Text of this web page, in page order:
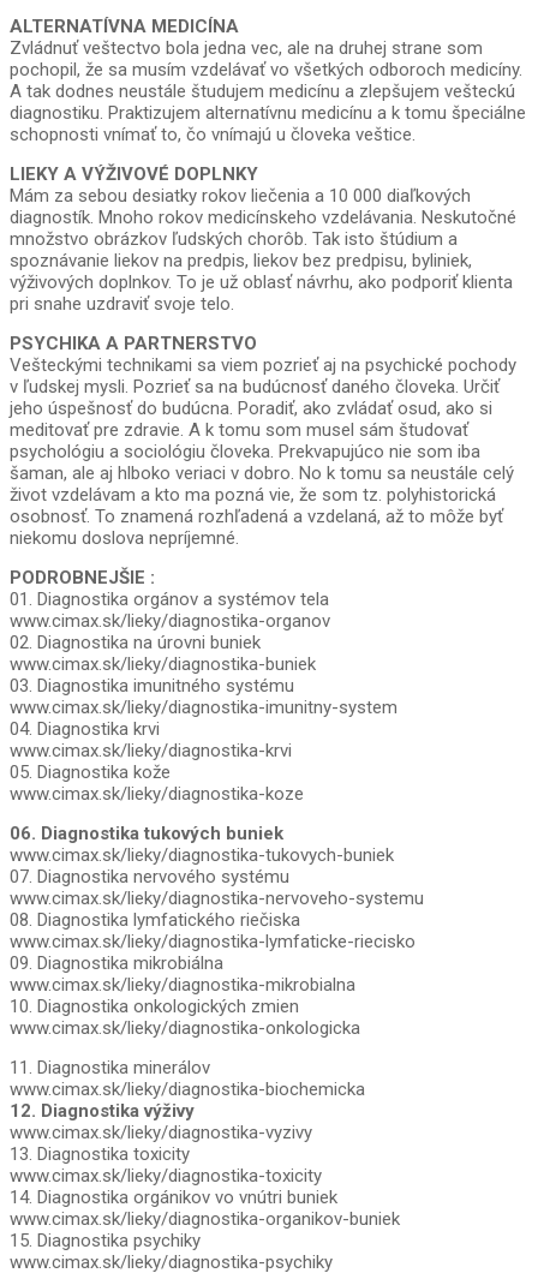
ALTERNATÍVNA MEDICÍNA
Zvládnuť veštectvo bola jedna vec, ale na druhej strane som
pochopil, že sa musím vzdelávať vo všetkých odboroch medicíny.
A tak dodnes neustále študujem medicínu a zlepšujem vešteckú
diagnostiku. Praktizujem alternatívnu medicínu a k tomu špeciálne
schopnosti vnímať to, čo vnímajú u človeka veštice.
LIEKY A VÝŽIVOVÉ DOPLNKY
Mám za sebou desiatky rokov liečenia a 10 000 diaľkových
diagnostík. Mnoho rokov medicínskeho vzdelávania. Neskutočné
množstvo obrázkov ľudských chorôb. Tak isto štúdium a
spoznávanie liekov na predpis, liekov bez predpisu, byliniek,
výživových doplnkov. To je už oblasť návrhu, ako podporiť klienta
pri snahe uzdraviť svoje telo.
PSYCHIKA A PARTNERSTVO
Vešteckými technikami sa viem pozrieť aj na psychické pochody
v ľudskej mysli. Pozrieť sa na budúcnosť daného človeka. Určiť
jeho úspešnosť do budúcna. Poradiť, ako zvládať osud, ako si
meditovať pre zdravie. A k tomu som musel sám študovať
psychológiu a sociológiu človeka. Prekvapujúco nie som iba
šaman, ale aj hlboko veriaci v dobro. No k tomu sa neustále celý
život vzdelávam a kto ma pozná vie, že som tz. polyhistorická
osobnosť. To znamená rozhľadená a vzdelaná, až to môže byť
niekomu doslova nepríjemné.
PODROBNEJŠIE :
01. Diagnostika orgánov a systémov tela
www.cimax.sk/lieky/diagnostika-organov
02. Diagnostika na úrovni buniek
www.cimax.sk/lieky/diagnostika-buniek
03. Diagnostika imunitného systému
www.cimax.sk/lieky/diagnostika-imunitny-system
04. Diagnostika krvi
www.cimax.sk/lieky/diagnostika-krvi
05. Diagnostika kože
www.cimax.sk/lieky/diagnostika-koze
06. Diagnostika tukových buniek
www.cimax.sk/lieky/diagnostika-tukovych-buniek
07. Diagnostika nervového systému
www.cimax.sk/lieky/diagnostika-nervoveho-systemu
08. Diagnostika lymfatického riečiska
www.cimax.sk/lieky/diagnostika-lymfaticke-riecisko
09. Diagnostika mikrobiálna
www.cimax.sk/lieky/diagnostika-mikrobialna
10. Diagnostika onkologických zmien
www.cimax.sk/lieky/diagnostika-onkologicka
11. Diagnostika minerálov
www.cimax.sk/lieky/diagnostika-biochemicka
12. Diagnostika výživy
www.cimax.sk/lieky/diagnostika-vyzivy
13. Diagnostika toxicity
www.cimax.sk/lieky/diagnostika-toxicity
14. Diagnostika orgánikov vo vnútri buniek
www.cimax.sk/lieky/diagnostika-organikov-buniek
15. Diagnostika psychiky
www.cimax.sk/lieky/diagnostika-psychiky